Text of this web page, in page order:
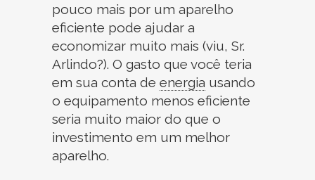
pouco mais por um aparelho
eficiente pode ajudar a
economizar muito mais (viu, Sr.
Arlindo?). O gasto que você teria
em sua conta de energia usando
o equipamento menos eficiente
seria muito maior do que o
investimento em um melhor
aparelho.